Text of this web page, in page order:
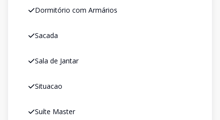
Dormitório com Armários
Sacada
Sala de Jantar
Situacao
Suíte Master